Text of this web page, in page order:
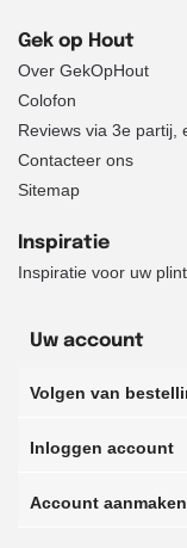
Gek op Hout
Over GekOpHout
Colofon
Reviews via 3e partij,
Contacteer ons
Sitemap
Inspiratie
Inspiratie voor uw
Uw account
Volgen van
Inloggen account
Account aanmaken